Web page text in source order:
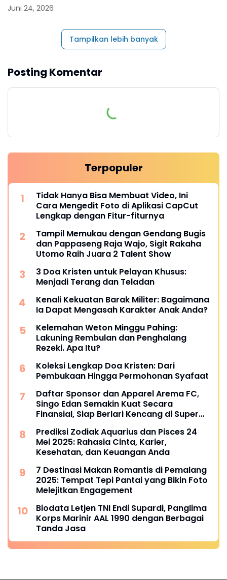
Juni 24, 2026
Tampilkan lebih banyak
Posting Komentar
Terpopuler
Tidak Hanya Bisa Membuat Video, Ini
Cara Mengedit Foto di Aplikasi CapCut
Lengkap dengan Fitur-fiturnya
Tampil Memukau dengan Gendang Bugis
dan Pappaseng Raja Wajo, Sigit Rakaha
Utomo Raih Juara 2 Talent Show
3 Doa Kristen untuk Pelayan Khusus:
Menjadi Terang dan Teladan
Kenali Kekuatan Barak Militer: Bagaimana
Ia Dapat Mengasah Karakter Anak Anda?
Kelemahan Weton Minggu Pahing:
Lakuning Rembulan dan Penghalang
Rezeki. Apa Itu?
Koleksi Lengkap Doa Kristen: Dari
Pembukaan Hingga Permohonan Syafaat
Daftar Sponsor dan Apparel Arema FC,
Singo Edan Semakin Kuat Secara
Finansial, Siap Berlari Kencang di Super
Prediksi Zodiak Aquarius dan Pisces 24
Mei 2025: Rahasia Cinta, Karier,
Kesehatan, dan Keuangan Anda
7 Destinasi Makan Romantis di Pemalang
2025: Tempat Tepi Pantai yang Bikin Foto
Melejitkan Engagement
Biodata Letjen TNI Endi Supardi, Panglima
Korps Marinir AAL 1990 dengan Berbagai
Tanda Jasa